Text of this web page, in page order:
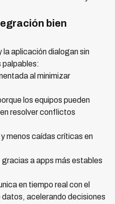
bien
aplicación dialogan sin
palpables:
al minimizar
los equipos pueden
resolver conflictos
menos caídas críticas en
a apps más estables
en tiempo real con el
acelerando decisiones